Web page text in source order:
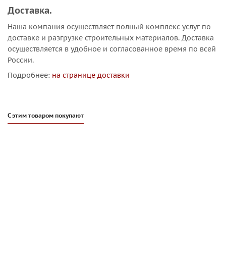
Доставка.
Наша компания осуществляет полный комплекс услуг по
доставке и разгрузке строительных материалов. Доставка
осуществляется в удобное и согласованное время по всей
России.
Подробнее: на странице доставки
С этим товаром покупают